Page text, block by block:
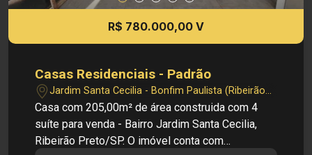
aos valores, dados e disponibilidade de seus
imóveis, sem aviso prévio.
R$ 780.000,00 V
Casas Residenciais - Padrão
Jardim Santa Cecilia - Bonfim Paulista (Ribeirão
Preto)/SP
Casa com 205,00m² de área construida com 4
suíte para venda - Bairro Jardim Santa Cecilia,
Ribeirão Preto/SP. O imóvel conta com